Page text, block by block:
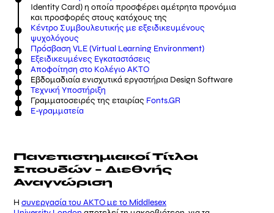
Identity Card) η οποία προσφέρει αμέτρητα προνόμια
και προσφορές στους κατόχους της
Κέντρο Συμβουλευτικής με εξειδικευμένους
ψυχολόγους
Πρόσβαση VLE (Virtual Learning Environment)
Εξειδικευμένες Εγκαταστάσεις
Αποφοίτηση στο Κολέγιο ΑΚΤΟ
Eβδομαδιαία ενισχυτικά εργαστήρια Design Software
Τεχνική Υποστήριξη
Γραμματοσειρές της εταιρίας Fonts.GR
Ε-γραμματεία
Πανεπιστημιακοί Τίτλοι
Σπουδών – Διεθνής
Αναγνώριση
Η συνεργασία του ΑΚΤΟ με το Middlesex